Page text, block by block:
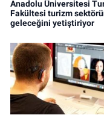
Anadolu Üniversitesi
Fakültesi turizm
geleceğini yetiştiriyor